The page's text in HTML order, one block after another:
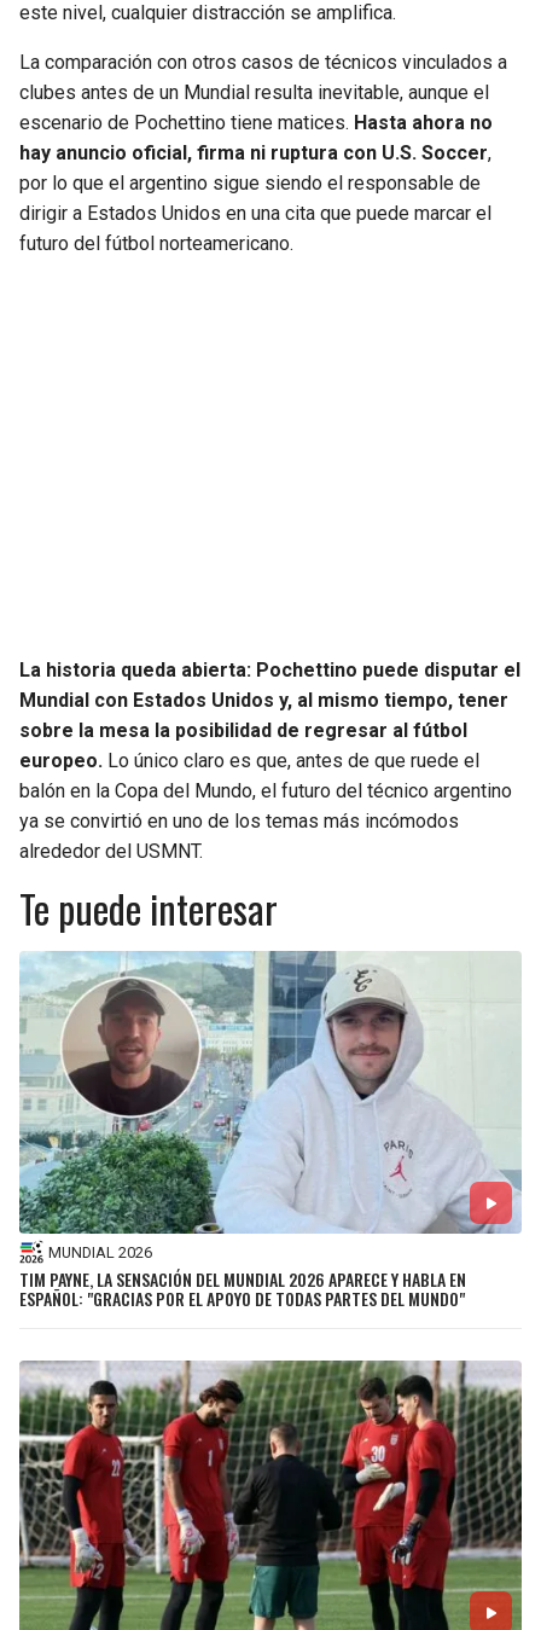
este nivel, cualquier distracción se amplifica.
La comparación con otros casos de técnicos vinculados a
clubes antes de un Mundial resulta inevitable, aunque el
escenario de Pochettino tiene matices. Hasta ahora no
hay anuncio oficial, firma ni ruptura con U.S. Soccer,
por lo que el argentino sigue siendo el responsable de
dirigir a Estados Unidos en una cita que puede marcar el
futuro del fútbol norteamericano.
La historia queda abierta: Pochettino puede disputar el
Mundial con Estados Unidos y, al mismo tiempo, tener
sobre la mesa la posibilidad de regresar al fútbol
europeo. Lo único claro es que, antes de que ruede el
balón en la Copa del Mundo, el futuro del técnico argentino
ya se convirtió en uno de los temas más incómodos
alrededor del USMNT.
Te puede interesar
MUNDIAL 2026
TIM PAYNE, LA SENSACIÓN DEL MUNDIAL 2026 APARECE Y HABLA EN
ESPAÑOL: "GRACIAS POR EL APOYO DE TODAS PARTES DEL MUNDO"